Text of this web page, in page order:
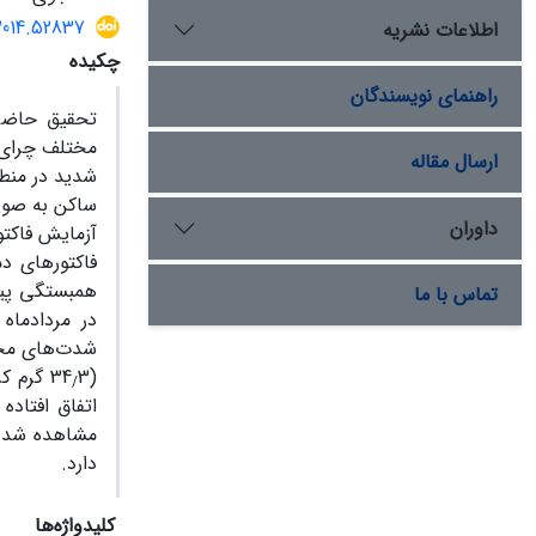
چکیده
تحقیق
مختلف
شدید در
ساکن به
آزمایش
فاکتورهای
همبستگی
در
شدت‌های
(34
/3 گرم کربن در متر مربع در روز) و کمترین آن در بهمن‌ماه (033
اتفاق
مشاهده
دارد.
کلیدواژه‌ها
اطلاعات نشریه
راهنمای نویسندگان
ارسال مقاله
داوران
تماس با ما